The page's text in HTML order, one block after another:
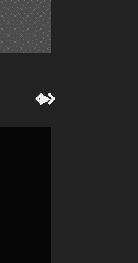
